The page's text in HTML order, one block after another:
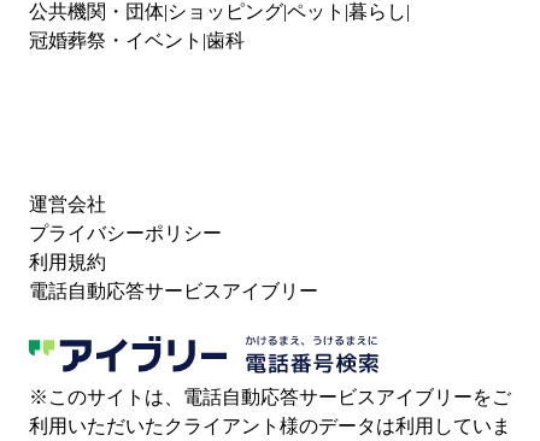
公共機関・団体 ショッピングペット 暮らし
冠婚葬祭・イベント 歯科
運営会社
プライバシーポリシー
利用規約
電話自動応答サービスアイブリー
※このサイトは、電話自動応答サービスアイブリーをご
利用いただいたクライアント様のデータは利用していま